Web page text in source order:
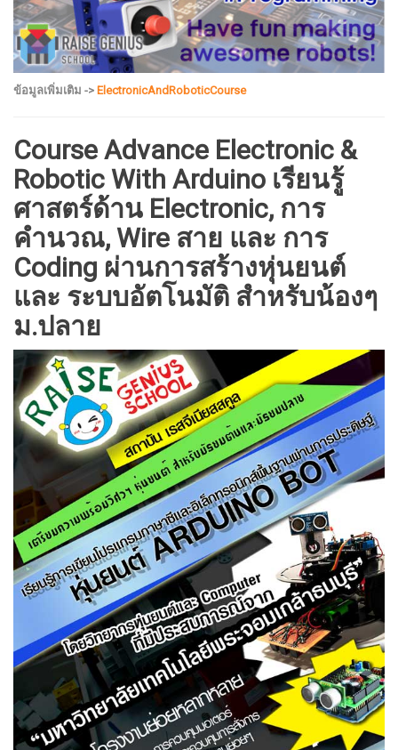
ข้อมูลเพิ่มเติม -> ElectronicAndRoboticCourse
Course Advance Electronic &
Robotic With Arduino เรียนรู้
ศาสตร์ด้าน Electronic, การ
คำนวณ, Wire สาย และ การ
Coding ผ่านการสร้างหุ่นยนต์
และ ระบบอัตโนมัติ สำหรับน้องๆ
ม.ปลาย